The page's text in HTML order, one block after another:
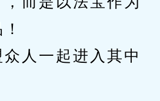
人一起进入其中